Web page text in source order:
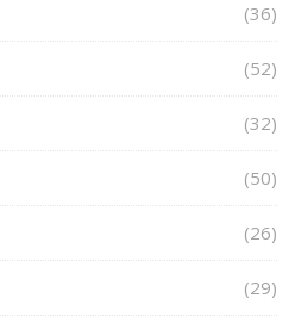
(36)
(52)
(32)
(50)
(26)
(29)